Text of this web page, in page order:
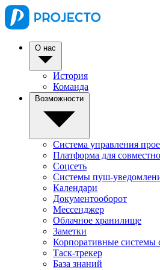
О нас
История
Команда
Возможности
Система управления
Платформа для
Соцсеть
Системы пуш-
Календари
Документооборот
Мессенджер
Облачное хранилище
Заметки
Корпоративные системы
Таск-трекер
База знаний